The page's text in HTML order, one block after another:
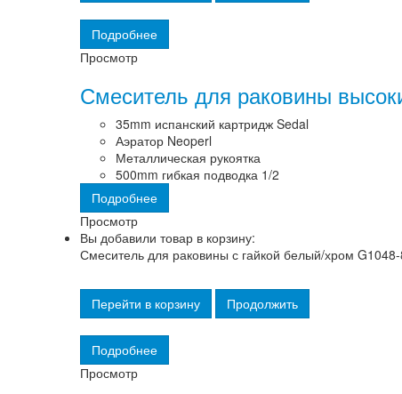
Подробнее
Просмотр
Смеситель для раковины
35mm испанский картридж Sedal
Аэратор Neoperl
Металлическая рукоятка
500mm гибкая подводка 1/2
Подробнее
Просмотр
Вы добавили товар в корзину:
Смеситель для раковины с гайкой белый/хром
Перейти в корзину Продолжить
Подробнее
Просмотр